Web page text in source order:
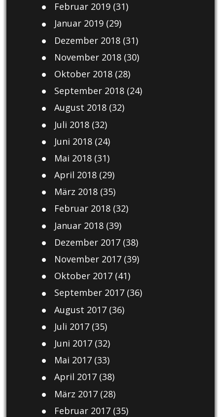
Februar 2019(31)
Januar 2019(29)
Dezember 2018(31)
November 2018(30)
Oktober 2018(28)
September 2018(24)
August 2018(32)
Juli 2018(32)
Juni 2018(24)
Mai 2018(31)
April 2018(29)
März 2018(35)
Februar 2018(32)
Januar 2018(39)
Dezember 2017(38)
November 2017(39)
Oktober 2017(41)
September 2017(36)
August 2017(36)
Juli 2017(35)
Juni 2017(32)
Mai 2017(33)
April 2017(38)
März 2017(28)
Februar 2017(35)